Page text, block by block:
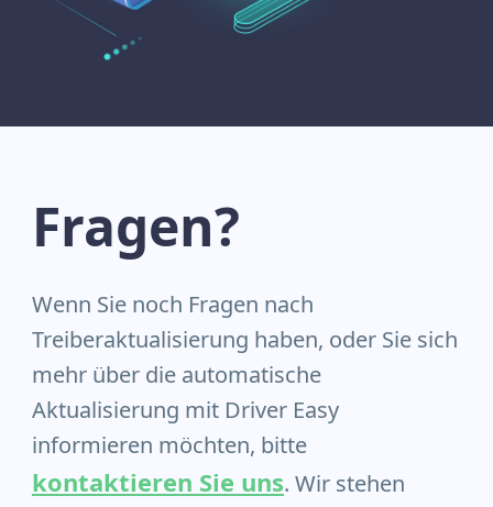
Fragen?
Wenn Sie noch Fragen nach
Treiberaktualisierung haben, oder Sie sich
mehr über die automatische
Aktualisierung mit Driver Easy
informieren möchten, bitte
kontaktieren Sie uns. Wir stehen